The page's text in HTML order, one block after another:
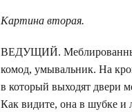
Картина вторая.
ВЕДУЩИЙ. Меблированные
комод, умывальник. На
в который выходят двери
Как видите, она в шубке и